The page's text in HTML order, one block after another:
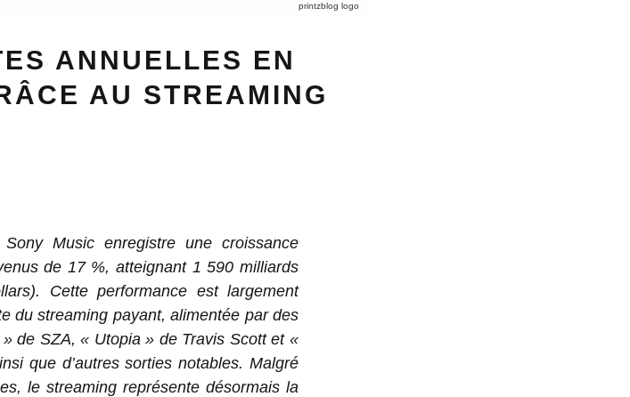
printzblog logo
ANNUELLES EN
AU STREAMING
Music enregistre une croissance
de 17 %, atteignant 1 590 milliards
Cette performance est largement
du streaming payant, alimentée par des
de SZA, « Utopia » de Travis Scott et «
que d’autres sorties notables. Malgré
le streaming représente désormais la